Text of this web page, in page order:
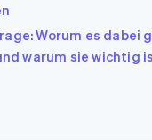
Worum es dabei
warum sie wichtig